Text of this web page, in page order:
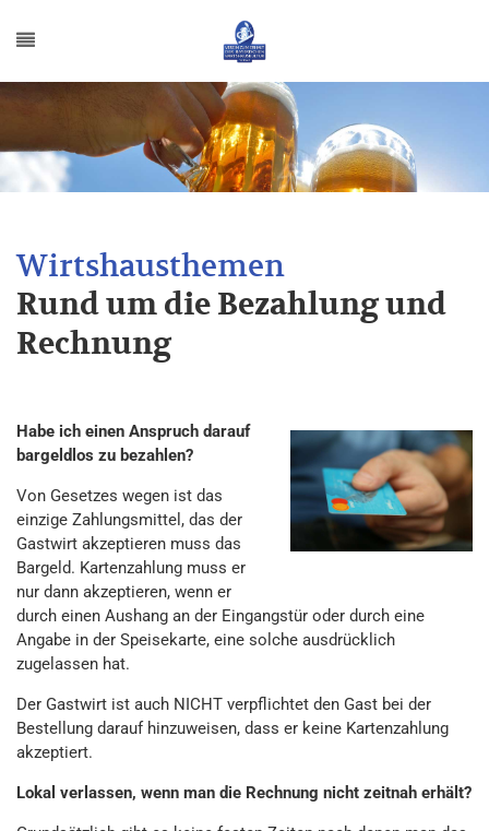
Rund um die Bezahlung und
Rechnung
Habe ich einen Anspruch darauf
bargeldlos zu bezahlen?
Von Gesetzes wegen ist das
einzige Zahlungsmittel, das der
Gastwirt akzeptieren muss das
Bargeld. Kartenzahlung muss er
nur dann akzeptieren, wenn er
durch einen Aushang an der Eingangstür oder durch eine
Angabe in der Speisekarte, eine solche ausdrücklich
zugelassen hat.
Der Gastwirt ist auch NICHT verpflichtet den Gast bei der
Bestellung darauf hinzuweisen, dass er keine Kartenzahlung
akzeptiert.
Lokal verlassen, wenn man die Rechnung nicht zeitnah erhält?